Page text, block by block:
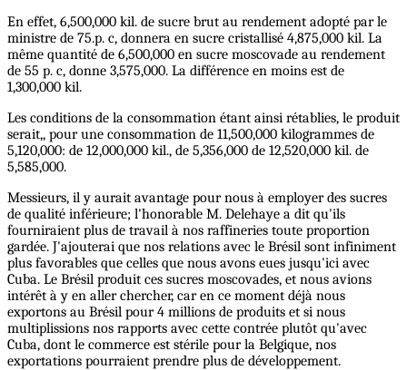
En effet, 6,500,000 kil. de sucre brut au rendement adopté par le
ministre de 75.p. c, donnera en sucre cristallisé 4,875,000 kil. La
même quantité de 6,500,000 en sucre moscovade au rendement
de 55 p. c, donne 3,575,000. La différence en moins est de
1,300,000 kil.
Les conditions de la consommation étant ainsi rétablies, le produit
serait,, pour une consommation de 11,500,000 kilogrammes de
5,120,000: de 12,000,000 kil., de 5,356,000 de 12,520,000 kil. de
5,585,000.
Messieurs, il y aurait avantage pour nous à employer des sucres
de qualité inférieure; l'honorable M. Delehaye a dit qu'ils
fourniraient plus de travail à nos raffineries toute proportion
gardée. J'ajouterai que nos relations avec le Brésil sont infiniment
plus favorables que celles que nous avons eues jusqu'ici avec
Cuba. Le Brésil produit ces sucres moscovades, et nous avions
intérêt à y en aller chercher, car en ce moment déjà nous
exportons au Brésil pour 4 millions de produits et si nous
multiplissions nos rapports avec cette contrée plutôt qu'avec
Cuba, dont le commerce est stérile pour la Belgique, nos
exportations pourraient prendre plus de développement.